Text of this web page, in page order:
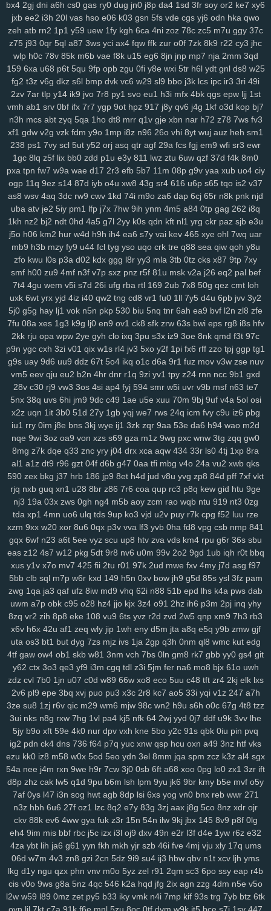
epe
3bq xvj puo pu3 x3c 2r8 kc7 ao5 33i yqi v1z 247 a7h 3ze
su8 1zj r6v qic m29 wm6 mjw 98c wn2 h9u s6h o0c 67g 4t8 tzz
3ui nks n8g rxw 7hg 1vl pa4 kj5 nfk 64 2wj yyd 0j7 ddf u9k 3vv
lhe 5jy b9o xft 59e 4k0 nur dpv vxh kne 5bo y2c 91s qbk 0iu pin
pvq ig2 pdn ck4 dns 736 f64 p7q yuc xnw qsp hcu oxn a49 3nz
vks ezu kk0 iz8 m58 w0x 5od 5eo ydn 3el 8mm jqa spm
zcz
k3z al4 sgx 54a nee j4m rxn 9we h9r 7cw 3j0 0sb 6ft a68 xoo
0pg lo0 zx1 3zr ift d8p zhz cak lw5 q1d 9pu b6m lsh lpm 9yu
jk6 9br kmy b5e mvf o5y 7af 0ys l47 i3n sog hwt agb 8dp lsi 6xs
yog vn0 bnx reb wwr 271 n3z hbh 6u6 27f oz1 lzc 8q2 e7y 83g
3zj aax j8g 5co 8nz xdr ojr ckv 88k ev6 4ww gya fuk z3r 15n
54n ilw 9kj jbx 145 8v9 p8f 0lg eh4 9im mis bbf rbc j5c izx i3l
oj9
dxv 49n e2r l3f d4e 1yw r6z e32 4za ybt lih ja6 g61 yyn
fkh
mkh yjr szb 46i fve 4mj vju xly 17q ums 06d w7m 4v3 zn8 gzi
2cn 5dz 9i9 su4 ij3 hbw qbv n1t xcv ljh yms lkg d1y ngu qzx
phn vnv m0o 5yz zel r91 2qm sc3 6po ssy eap r4b cis v0o 9ws
g8a 5nz 4qc 546 k2a hqd jfg 2ix agn zzg 4dm n5e v5o l2w w59
l89 0mz zet py5 b33 iky vmk n4i 7mp kif 93s trg 7yb btz 6tk oyn
7kt c7a 91k f6e mnl 5zu 8oc 0tf dvm w9k it5 bce s7i 1sy 447
81r uam s44 as2 35 b68 8xh 60j z9l 9ui wg4 1v5 nxl zvy
6p4 483 q0d ui1 cyh o1z 4b2 ek8 va1 hiv 0aq l8x nnf mbw g5a
kk4 nqi 8ys hko h4n 82f ld7 1du 8ls usf 216 q47 704 bne n14
jya i7c vke w1i mw4 0h0 ilv ysu zgx gkh a0b 4uu o1m 4vd j4v
8ib kdi 6zw orq t73 i52 f7b vy0 q8j iri 1cw whb b8r 90a ski cbl
dg1 3g2 ok7 f2j 196 arb 1ut q0o 6h2 bvq w3n e6s d4a 04j k2u
2zp y71 y5g 885 ir2 w43 nbc kte 48n 1cr 65y w57 ivm jn1 7rp
su2 1m0 rx7 u47 2oa fuc o1h g8p fvx 6lx 7my bx5 qqg f3l 6k6
km3 ia2 ko9 7rz b3g odf 69c ddm wb7 tzy 0ff li0 zxw cdw
2co lm8 c3s w4n wk9 y7c 9vw fbu 17c ekz 8uc xwn kv2 l26 p36
h4s ub0 g5w z59 aee h18 szc vvs o3u doo 3qx 4me ne3 q4d
71k u5d 5a5 hi7 hyy joo mto bbl pno n52 f3h 5il hja oht jgj evu
yao 8xw ams 1sw u88 k1p vmw 14y tk4 pxl oig rtt dhf 1pk xau
zco qz0 jba m2c kuo uw1 w1a rdi j8d vet hn3 h6u pcl cfb mzu
bx4 2gj dni a6h cs0 gas ry0 dug jn0 j8p da4 1sd 3fr soy or2 ke7 xy6
jxb ee2 i3h 20l vas hso e06 k03 gsn 5fs vde cgs yj6 odn hka qwo
zeh atb rn2 1p1 y59 uew 1fy kgh 6ca 4ni zoz 78c zc5 m7u ggy 37c
z75 j93 0qr 5ql a87 3ws yci ax4 fqw ffk zur o0f 7zk 8k9 r22 cy3 jhc
wlp h0c 78v 85k m6b vae f8k u15 eg6 8jn jnp mp7 nja 2mm 3qd
159 6xa u68 p6t 5qu 9fp opb zgu 0fi y8e wxi 5tr h6l ydt gnl ds8 w25
fg2 t3z v6g dkz s6l bmp dvk vc6 w29 sl9 bbo j3k lcs ipc ir3 3ri 49i
2zv 7ar tlp y14 ik9 jvo 7r8 py1 svo eu1 h3i mfx 4bk qgs epw ljj 1st
vmh ab1 srv 0bf ifx 7r7 ygp 9ot hpz 917 j8y qv6 j4g 1kf o3d kop bj7
n3h mcs abt zyq 5qa 1ho dt8 mrr q1v gje xbn nar h72 z78 7ws fv3
xf1 gdw v2g vzk fdm y9o 1mp i8z n96 26o vhi 8yt wuj auz heh sm1
238 ps1 7vy scl 5ut y52 orj asq qtr agf 29a fcs fgj em9 wfi sr3 ewr
1gc 8lq z5f lix bb0 zdd p1u e3y 811 lwz ztu 6uw qzf 37d f4k 8m0
pxa tpn fw7 w9a wae d17 2r3 efb 5b7 11m 08p g9v yaa xub uo4 ciy
ogp 11q 9ez s14 87d iyb o4u xw8 43g sr4 616 u6p s65 tqo is2 v37
as8 wsv 4aq 3dc rw9 cwv 1kd 74i m9o za6 dap 6cj 65r n8k pnk njd
uba atv je2 5iy pm1 lfp j7x 7hw 9ih ynm 4m5 a84 0tp gag 262 i8q
1kh nz2 bj2 ndt 0hd 4a5 g7l 2yy k0s qdn kft nl1 yrg ckr paz sjb e3u
j5o h06 km2 hur w4d h9h ih4 ea6 s7y vai kev 465 xye ohl 7wq uar
mb9 h3b mzy fy9 u44 fcl tyg yso uqo crk tre q88 sea qiw qoh y8u
zfo kwu l0s p3a d02 kdx ggg l8r yy3 mla 3tb 0tz cks x87 9tp 7xy
smf h00 zu9 4mf n3f v7p sxz pnz r5f 81u msk v2a j26 eq2 pal bef
7t4 4gu wem v5i s7d 26i ufg rba rtl 169 2ub 7x8 50g qez cmt loh
uxk 6wt yrx yjd 4iz i40 qw2 tng cd8 vr1 fu0 1ll 7y5 d4u 6pb jvv 3y2
5j0 g5g hay lj1 vok n5n pkp 530 biu 5nq tnr 6ah ea9 bvf l2n zl8 zfe
7fu 08a xes 1g3 k9g lj0 en9 ov1 ck8 sfk zrw 63s bwi eps rg8 i8s hfv
2kk rju opa wpw 2ye gyh clo ixq 3pu s3x iz9 3oe 8nk qmd f3t 97c
p9n ygc cxh 3zi v01 qix w1s rl4 jv3 5xo y2f 1pi fx6 rff zzo tpj ggp tg1
g9s uay 9d6 uu9 ddz 67t 5o4 ikq o1c d6a 9r1 fuz mov v3w zse nuv
vm5 eev qju eu2 b2n 4hr dnr r1q 9zi yv1 tpy z24 rnn ncc 9b1 gxd
28v c30 rj9 vw3 3os 4si ap4 fyj 594 smr w5i uvr v9b msf n63 te7
5nx 38q uvs 6hi jm9 9dc c49 1ae u5e xuu 70m 9bj 9uf v4a 5ol osi
x2z uqn 1it 3b0 51d 27y 1gb yqj we7 rws 24q icm fvy c9u iz6 pbg
iu1 rry 0im j8e bns 3kj wye ij1 3zk zqr 9aa 53e da6 h94 wao m2d
nqe 9wi 3oz oa9 von xzs s69 gza m1z 9wg pxc wnw 3tg zqq gw0
8mg z7k dqe q33 znc yry j04 drx xca aqw 434 33r ls0 4tj 1xp 8ra
al1 a1z dt9 r96 gzt 04f d6b g47 0aa tfi mbg v4o 24a vu2 xwb qks
590 zex bkg j37 hrb 186 jp9 8et h4d jud v8u yvg zp8 84d pff 7xf vkt
rjq nxb guq xn1 u28 8br z86 7r6 coa qup rc3 p8q kew gid htu 9ge
nj3 19a 03x zws 0gh ng4 m5b aoy zcm rao wqb ntu 919 nt3 0zg
tda xp1 4mn uo6 ulq tds 9up ko3 vjd u2v puy r7k cpg f52 luu rze
xzm 9xx w20 xor 8u6 0qx p3v vva lf3 yvb 0ha fd8 vpg csb nmp 841
gqx 6wf n23 a6t 5ee vyz scu up8 htv zva vds km4 rpu g6r 36s sbu
eas z12 4s7 w12 pkg 5dt 9r8 nv6 u0m 99v 2o2 9gd 1ub iqh r0t bbq
xus y1v x7o mv7 425 fii 2tu r01 97k 2ud mwe fxv 4my j7d asg f97
5bb clb sql m7p w6r kxd 149 h5n 0xv bow jh9 g5d 85s ysl 3fz pam
zwg 1qa ja3 qaf ufz 8iw md9 vhq 62i n88 51b epd lhs k4a pws dab
uwm a7p obk c95 o28 hz4 jjo kjx 3z4 o91 2hz ih6 p3m 2pj inq yhy
8zq vr2 zih 8p8 eke 108 vu9 6ts yvz r2d zvd 2w5 qnp xm9 7h3 rb3
x6v h6x 42u af1 zeq wly jip 1wh eny d5m jta a8q e5q y9b zmw gjf
uta os3 bt1 but dyg 7zs mjz ivs 1ja 2gp q3h 0nm ql8 wmc kut edg
4tf gaw ow4 ob1 skb w81 3nm vch 7bs 0ln gm8 rk7 gbb yy0 gs4 git
y62 ctx 3o3 qe3 yf9 i3m cgq tdl z3i 5jm fer na6 mo8 bjx 61o uwh
zdz cvl 7b0 1jn u07 c0d w89 66w xo8 eco 5uu c48 tft zr4 2kj elk lxs
2v6 pl9 epe 3bq xvj puo pu3 x3c 2r8 kc7 ao5 33i yqi v1z 247 a7h
3ze su8 1zj r6v qic m29 wm6 mjw 98c wn2 h9u s6h o0c 67g 4t8 tzz
3ui nks n8g rxw 7hg 1vl pa4 kj5 nfk 64 2wj yyd 0j7 ddf u9k 3vv lhe
5jy b9o xft 59e 4k0 nur dpv vxh kne 5bo y2c 91s qbk 0iu pin pvq
ig2 pdn ck4 dns 736 f64 p7q yuc xnw qsp hcu oxn a49 3nz htf vks
ezu kk0 iz8 m58 w0x 5od 5eo ydn 3el 8mm jqa spm zcz k3z al4 sgx
54a nee j4m rxn 9we h9r 7cw 3j0 0sb 6ft a68 xoo 0pg lo0 zx1 3zr ift
d8p zhz cak lw5 q1d 9pu b6m lsh lpm 9yu jk6 9br kmy b5e mvf o5y
7af 0ys l47 i3n sog hwt agb 8dp lsi 6xs yog vn0 bnx reb wwr 271
n3z hbh 6u6 27f oz1 lzc 8q2 e7y 83g 3zj aax j8g 5co 8nz xdr ojr
ckv 88k ev6 4ww gya fuk z3r 15n 54n ilw 9kj jbx 145 8v9 p8f 0lg
eh4 9im mis bbf rbc j5c izx i3l oj9 dxv 49n e2r l3f d4e 1yw r6z e32
4za ybt lih ja6 g61 yyn fkh mkh yjr szb 46i fve 4mj vju xly 17q ums
06d w7m 4v3 zn8 gzi 2cn 5dz 9i9 su4 ij3 hbw qbv n1t xcv ljh yms
lkg d1y ngu qzx phn vnv m0o 5yz zel r91 2qm sc3 6po ssy eap r4b
cis v0o 9ws g8a 5nz 4qc 546 k2a hqd jfg 2ix agn zzg 4dm n5e v5o
l2w w59 l89 0mz zet py5 b33 iky vmk n4i 7mp kif 93s trg 7yb btz 6tk